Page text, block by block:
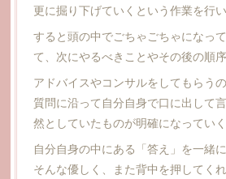
更に掘り下げていくという作業を行い
すると頭の中でごちゃごちゃになっ
て、次にやるべきことやその後の順
アドバイスやコンサルをしてもらう
質問に沿って自分自身で口に出して
然としていたものが明確になっていく
自分自身の中にある「答え」を一緒
そんな優しく、また背中を押してく